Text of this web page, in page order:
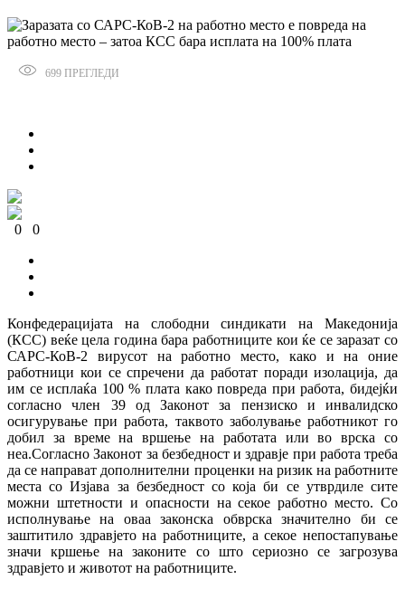
699 ПРЕГЛЕДИ
0
0
Конфедерацијата на слободни синдикати на Македонија
(КСС) веќе цела година бара работниците кои ќе се заразат со
САРС-КоВ-2 вирусот на работно место, како и на оние
работници кои се спречени да работат поради изолација, да
им се исплаќа 100 % плата како повреда при работа, бидејќи
согласно член 39 од Законот за пензиско и инвалидско
осигурување при работа, таквото заболување работникот го
добил за време на вршење на работата или во врска со
неа.Согласно Законот за безбедност и здравје при работа треба
да се направат дополнителни проценки на ризик на работните
места со Изјава за безбедност со која би се утврдиле сите
можни штетности и опасности на секое работно место. Со
исполнување на оваа законска обврска значително би се
заштитило здравјето на работниците, а секое непостапување
значи кршење на законите со што сериозно се загрозува
здравјето и животот на работниците.